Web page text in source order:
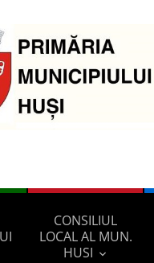
CONSILIUL
LOCAL AL MUN.
HUSI